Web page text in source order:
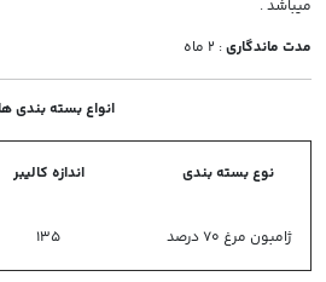
میباشد .
مدت ماندگاری: 2 ماه
انواع بسته بندی ها
نوع بسته بندی اندازه کالیبر
ژامبون مرغ 70 درصد 135